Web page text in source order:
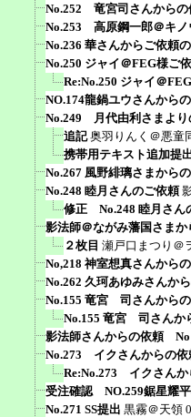
No.252 竜宮司さんからの
No.253 高原鋼一郎＠キノ
No.236 華さんからご依頼
No.250 ジャイ＠FEG様ご
Re:No.250 ジャイ＠
NO.174龍鍋ユウさんから
No.249 月代由利さまより
追記 奥羽りんく＠悪童
携帯用テキスト追加提
No.267 風野緋璃さまから
No.248 睦月さんのご依頼
修正 No.248 睦月さん
影法師＠ながみ藩国さま
２枚目 瀬戸口まつり＠
No,218 神室想真さんから
No.262 久珂あゆみさんか
No.155 竜宮 司さんから
No.155 竜宮 司さん
影法師さんからの依頼 No
No.273 イクさんからの依
Re:No.273 イクさんか
受注確認 NO.259鋸星耀
No.271 SS提出 黒霧＠天領